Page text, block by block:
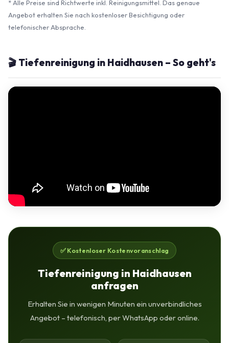
* Alle Preise sind Richtwerte inkl. Reinigungsmittel. Das genaue
Angebot erhalten Sie nach kostenloser Besichtigung oder
telefonischer Absprache.
🎬 Tiefenreinigung in Haidhausen – So geht's
✅ Kostenloser Kostenvoranschlag
Tiefenreinigung in Haidhausen
anfragen
Erhalten Sie in wenigen Minuten ein unverbindliches
Angebot – telefonisch, per WhatsApp oder online.